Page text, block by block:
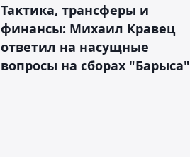
Тактика, трансферы и
финансы: Михаил Кравец
ответил на насущные
вопросы на сборах "Барыса"